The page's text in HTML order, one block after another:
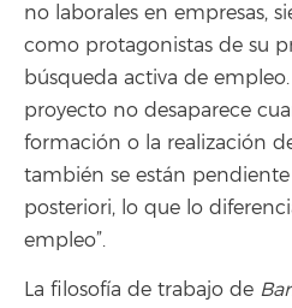
no laborales en empresas,
como protagonistas de su
búsqueda activa de
proyecto no desaparece
formación o la realización
también se están
posteriori, lo que lo
empleo”.
La filosofía de trabajo de